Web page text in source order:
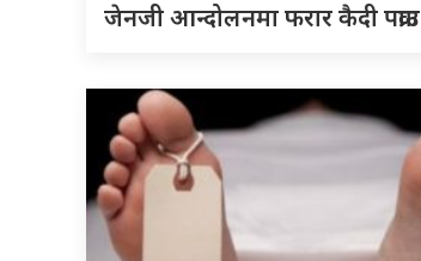
जेनजी आन्दोलनमा फरार कैदी पक्राउ